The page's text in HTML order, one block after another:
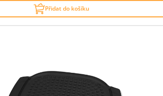
Přidat do košíku